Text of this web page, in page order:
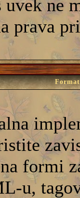
ne
prava
formi
u,